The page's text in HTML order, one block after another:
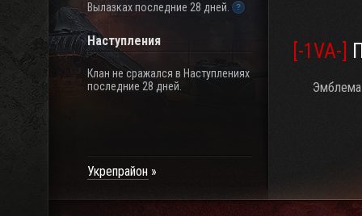
Вылазках последние 28 дней.
Наступления
Клан не сражался в Наступлениях
последние 28 дней.
Укрепрайон
[-1VA-]
Эмблема